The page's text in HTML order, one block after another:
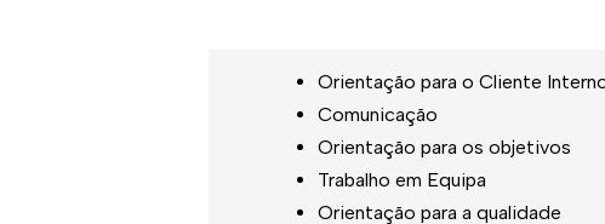
Orientação para o Cliente
Comunicação
Orientação para os objetivos
Trabalho em Equipa
Orientação para a qualidade